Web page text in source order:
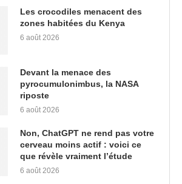
Les crocodiles menacent des
zones habitées du Kenya
6 août 2026
Devant la menace des
pyrocumulonimbus, la NASA
riposte
6 août 2026
Non, ChatGPT ne rend pas votre
cerveau moins actif : voici ce
que révèle vraiment l’étude
6 août 2026